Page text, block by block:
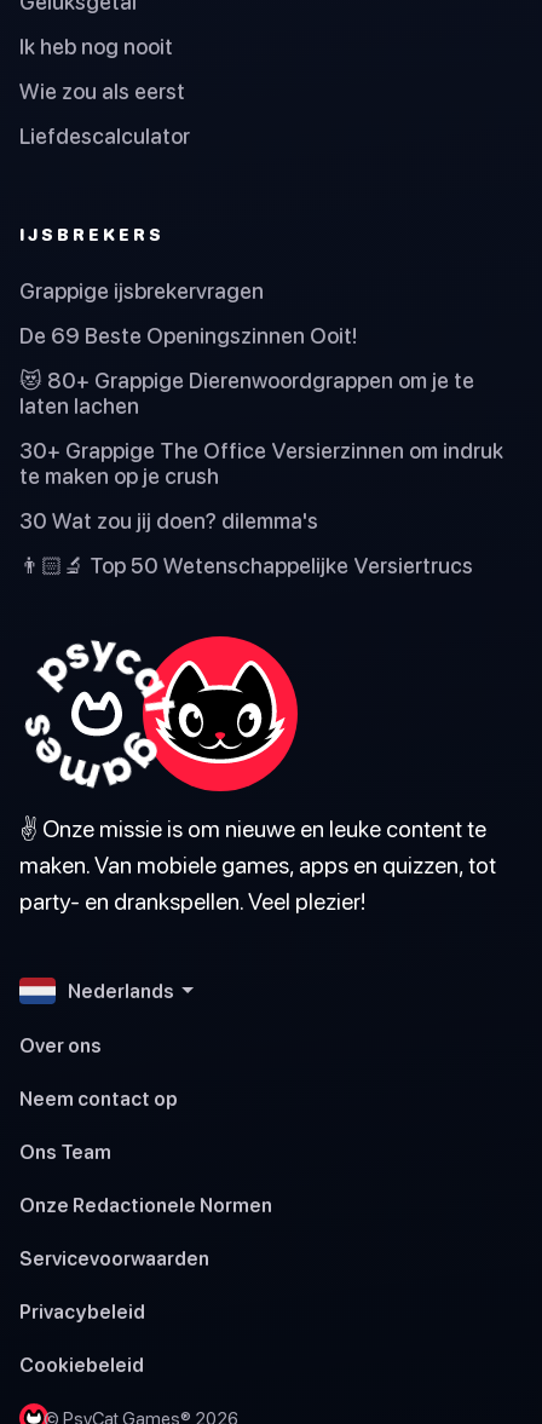
Ik heb nog nooit
Wie zou als eerst
Liefdescalculator
IJSBREKERS
Grappige ijsbrekervragen
De 69 Beste Openingszinnen Ooit!
😻 80+ Grappige Dierenwoordgrappen om je te
laten lachen
30+ Grappige The Office Versierzinnen om indruk
te maken op je crush
30 Wat zou jij doen? dilemma's
👨🏻‍🔬 Top 50 Wetenschappelijke Versiertrucs
✌️ Onze missie is om nieuwe en leuke content te
maken. Van mobiele games, apps en quizzen, tot
party- en drankspellen. Veel plezier!
Nederlands
Over ons
Neem contact op
Ons Team
Onze Redactionele Normen
Servicevoorwaarden
Privacybeleid
Cookiebeleid
© PsyCat Games® 2026